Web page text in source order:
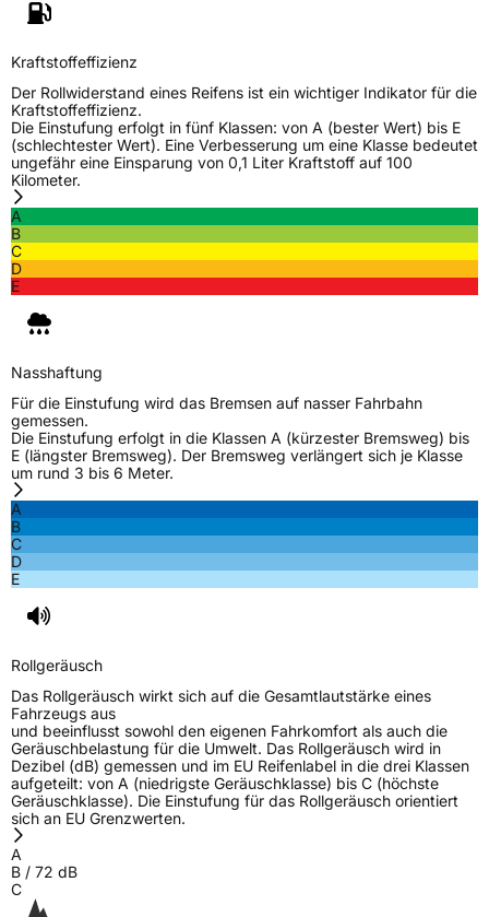
Zustand
C-ReifenJa
EU Label
Rollgeräusch (Klasse)
Rollgeräusch (dB)
FahrzeugklasseC2
3PMSF / Schneeflockensymbol / Alpine-Symbol Ja
Allgemeine Produktsicherheit (GPSR)
Verantwortliche
in der EU
HONCH HUSDOW CO. (CYPRUS) LTD, Room
608 Sunyard International Creative Center
1750 Jianghong Road Binjiang District
Hangzhou, zhaoye@enjoytyre.com
Kraftstoffeffizienz
Der Rollwiderstand eines Reifens ist ein wichtiger Indikator für die
Kraftstoffeffizienz.
Die Einstufung erfolgt in fünf Klassen: von A (bester Wert) bis E
(schlechtester Wert). Eine Verbesserung um eine Klasse bedeutet
ungefähr eine Einsparung von 0,1 Liter Kraftstoff auf 100
Kilometer.
A
B
C
D
E
Nasshaftung
Für die Einstufung wird das Bremsen auf nasser Fahrbahn
gemessen.
Die Einstufung erfolgt in die Klassen A (kürzester Bremsweg) bis
E (längster Bremsweg). Der Bremsweg verlängert sich je Klasse
um rund 3 bis 6 Meter.
A
B
C
D
E
Rollgeräusch
Das Rollgeräusch wirkt sich auf die Gesamtlautstärke eines
Fahrzeugs aus
und beeinflusst sowohl den eigenen Fahrkomfort als auch die
Geräuschbelastung für die Umwelt. Das Rollgeräusch wird in
Dezibel (dB) gemessen und im EU Reifenlabel in die drei Klassen
aufgeteilt: von A (niedrigste Geräuschklasse) bis C (höchste
Geräuschklasse). Die Einstufung für das Rollgeräusch orientiert
sich an EU Grenzwerten.
A
B / 72 dB
C